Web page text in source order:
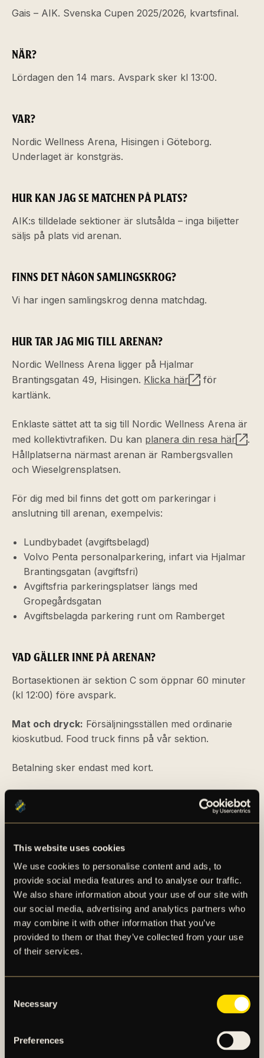
This website uses cookies
We use cookies to personalise content and ads, to
provide social media features and to analyse our traffic.
We also share information about your use of our site with
our social media, advertising and analytics partners who
may combine it with other information that you’ve
provided to them or that they’ve collected from your use
of their services.
Selection
Necessary
Preferences
Gais – AIK. Svenska Cupen 2025/2026, kvartsfinal.
NÄR?
Lördagen den 14 mars. Avspark sker kl 13:00.
VAR?
Nordic Wellness Arena, Hisingen i Göteborg.
Underlaget är konstgräs.
HUR KAN JAG SE MATCHEN PÅ PLATS?
AIK:s tilldelade sektioner är slutsålda – inga biljetter
säljs på plats vid arenan.
FINNS DET NÅGON SAMLINGSKROG?
Vi har ingen samlingskrog denna matchdag.
HUR TAR JAG MIG TILL ARENAN?
Nordic Wellness Arena ligger på Hjalmar
Brantingsgatan 49, Hisingen. Klicka här
för
kartlänk.
Enklaste sättet att ta sig till Nordic Wellness Arena är
med kollektivtrafiken. Du kan planera din resa här
.
Hållplatserna närmast arenan är Rambergsvallen
och Wieselgrensplatsen.
För dig med bil finns det gott om parkeringar i
anslutning till arenan, exempelvis:
Lundbybadet (avgiftsbelagd)
Volvo Penta personalparkering, infart via Hjalmar
Brantingsgatan (avgiftsfri)
Avgiftsfria parkeringsplatser längs med
Gropegårdsgatan
Avgiftsbelagda parkering runt om Ramberget
VAD GÄLLER INNE PÅ ARENAN?
Bortasektionen är sektion C som öppnar 60 minuter
(kl 12:00) före avspark.
Mat och dryck: Försäljningsställen med ordinarie
kioskutbud. Food truck finns på vår sektion.
Betalning sker endast med kort.
SLO PÅ PLATS PÅ HISINGEN?
Ted Hedström.
För kontakt med SLO mejla slo@aikfotboll.seeller
ring +46 708 53 18 91.
SLO uppmanar:OBS! Kasta inte in saker, inte ens
innanför staketet. Det är aldrig ok. Vänligen
respektera att all skadegörelse, inkl klistermärken,
även alla att avstå från s.k. ”bangers”, vare sig det
upprepat dokumenterade hörselskador samt
vilket inte är acceptabelt.